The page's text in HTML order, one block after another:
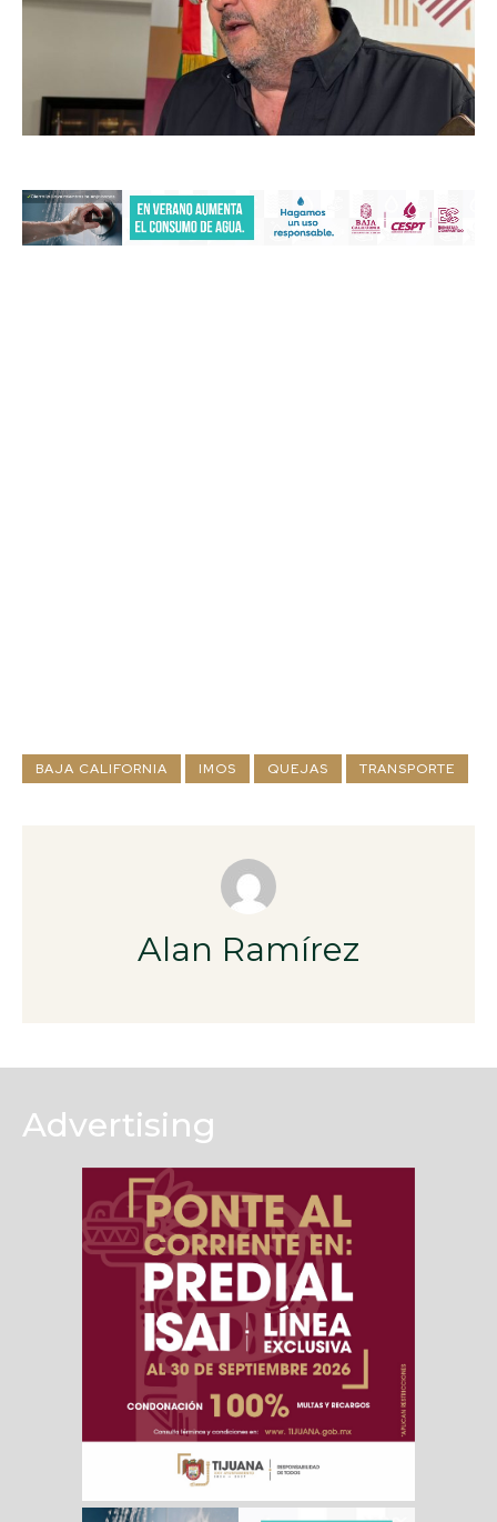
BAJA CALIFORNIA IMOS QUEJAS TRANSPORTE
Alan Ramírez
Advertising